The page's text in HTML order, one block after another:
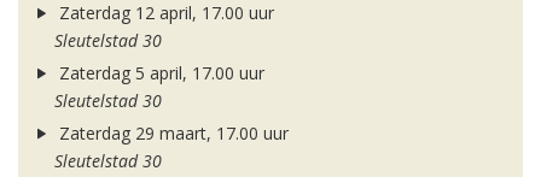
Zaterdag 12 april, 17.00 uur
Sleutelstad 30
Zaterdag 5 april, 17.00 uur
Sleutelstad 30
Zaterdag 29 maart, 17.00 uur
Sleutelstad 30